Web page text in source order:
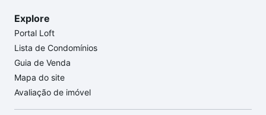
Explore
Portal Loft
Lista de Condomínios
Guia de Venda
Mapa do site
Avaliação de imóvel